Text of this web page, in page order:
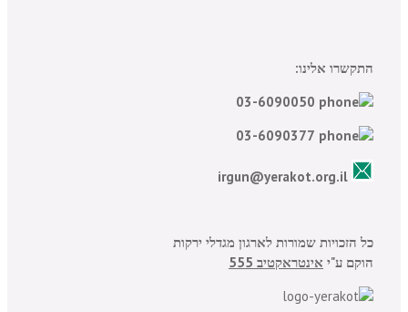
התקשרו אלינו:
כל הזכויות שמורות לארגון מגדלי ירקות
הוקם ע"י אינטראקטיב 555